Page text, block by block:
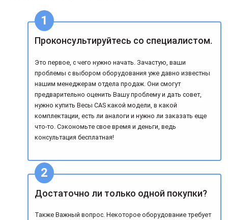
Проконсультируйтесь со специалистом.
Это первое, с чего нужно начать. Зачастую, ваши
проблемы с выбором оборудования уже давно известны
нашим менеджерам отдела продаж. Они смогут
предварительно оценить Вашу проблему и дать совет,
нужно купить Весы CAS какой модели, в какой
комплектации, есть ли аналоги и нужно ли заказать еще
что-то. Сэкономьте свое время и деньги, ведь
консультация бесплатная!
Достаточно ли только одной покупки?
Также Важный вопрос. Некоторое оборудование требует